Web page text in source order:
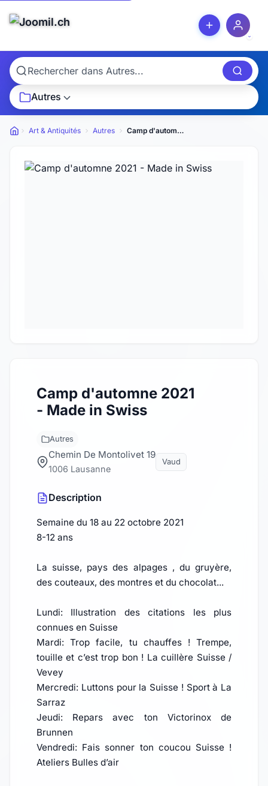
Autres
Petites annonces
Art & Antiquités Autres Camp d'automne 2021 - Made in Swiss
Camp d'automne 2021
- Made in Swiss
Autres
Chemin De Montolivet 19
1006 Lausanne
Vaud
Description
Semaine du 18 au 22 octobre 2021
8-12 ans
La suisse, pays des alpages , du gruyère,
des couteaux, des montres et du chocolat...
Lundi: Illustration des citations les plus
connues en Suisse
Mardi: Trop facile, tu chauffes ! Trempe,
touille et c’est trop bon ! La cuillère Suisse /
Vevey
Mercredi: Luttons pour la Suisse ! Sport à La
Sarraz
Jeudi: Repars avec ton Victorinox de
Brunnen
Vendredi: Fais sonner ton coucou Suisse !
Ateliers Bulles d’air